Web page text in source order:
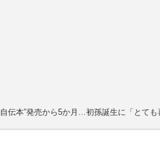
伝本”発売から5か月…初孫誕生に「とて